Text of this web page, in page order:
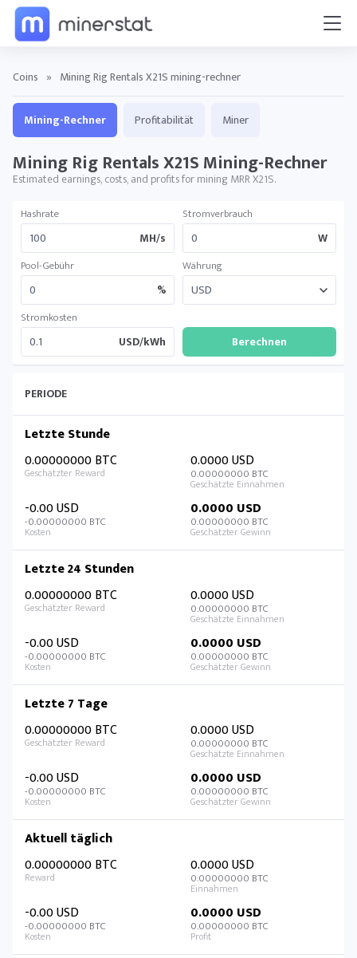
Coins » Mining Rig Rentals X21S mining-rechner
Mining-Rechner Profitabilität Miner
Mining Rig Rentals X21S Mining-Rechner
Estimated earnings, costs, and profits for mining MRR X21S.
Hashrate
MH/s
Stromverbrauch
W
Pool-Gebühr
%
Währung
Stromkosten
USD/kWh
PERIODE
Letzte Stunde
0.00000000 BTC
0.0000 USD
0.00000000 BTC
-0.00 USD
-0.00000000 BTC
0.0000 USD
0.00000000 BTC
Letzte 24 Stunden
0.00000000 BTC
0.0000 USD
0.00000000 BTC
-0.00 USD
-0.00000000 BTC
0.0000 USD
0.00000000 BTC
Letzte 7 Tage
0.00000000 BTC
0.0000 USD
0.00000000 BTC
-0.00 USD
-0.00000000 BTC
0.0000 USD
0.00000000 BTC
Aktuell täglich
0.00000000 BTC
0.0000 USD
0.00000000 BTC
-0.00 USD
-0.00000000 BTC
0.0000 USD
0.00000000 BTC